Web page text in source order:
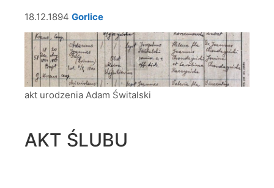
18.12.1894 Gorlice
akt urodzenia Adam Świtalski
AKT ŚLUBU